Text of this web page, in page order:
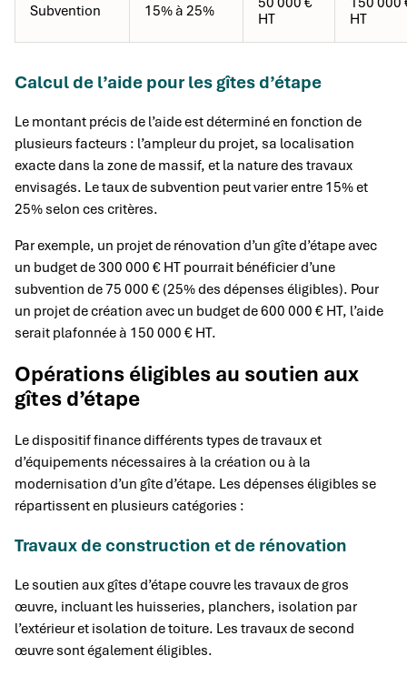
Subvention 15% à 25%
HT
HT
Calcul de l’aide pour les gîtes d’étape
Le montant précis de l’aide est déterminé en fonction de
plusieurs facteurs : l’ampleur du projet, sa localisation
exacte dans la zone de massif, et la nature des travaux
envisagés. Le taux de subvention peut varier entre 15% et
25% selon ces critères.
Par exemple, un projet de rénovation d’un gîte d’étape avec
un budget de 300 000 € HT pourrait bénéficier d’une
subvention de 75 000 € (25% des dépenses éligibles). Pour
un projet de création avec un budget de 600 000 € HT, l’aide
serait plafonnée à 150 000 € HT.
Opérations éligibles au soutien aux
gîtes d’étape
Le dispositif finance différents types de travaux et
d’équipements nécessaires à la création ou à la
modernisation d’un gîte d’étape. Les dépenses éligibles se
répartissent en plusieurs catégories :
Travaux de construction et de rénovation
Le soutien aux gîtes d’étape couvre les travaux de gros
œuvre, incluant les huisseries, planchers, isolation par
l’extérieur et isolation de toiture. Les travaux de second
œuvre sont également éligibles.